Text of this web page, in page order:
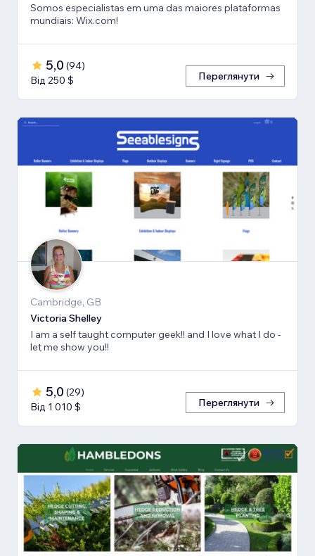
Somos especialistas em uma das maiores plataformas
mundiais: Wix.com!
5,0 (94)
Від 250 $
Переглянути
Cambridge, GB
Victoria Shelley
I am a self taught computer geek!! and I love what I do -
let me show you!!
5,0 (29)
Від 1 010 $
Переглянути